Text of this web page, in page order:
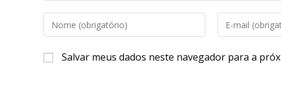
Salvar meus dados neste navegador para a